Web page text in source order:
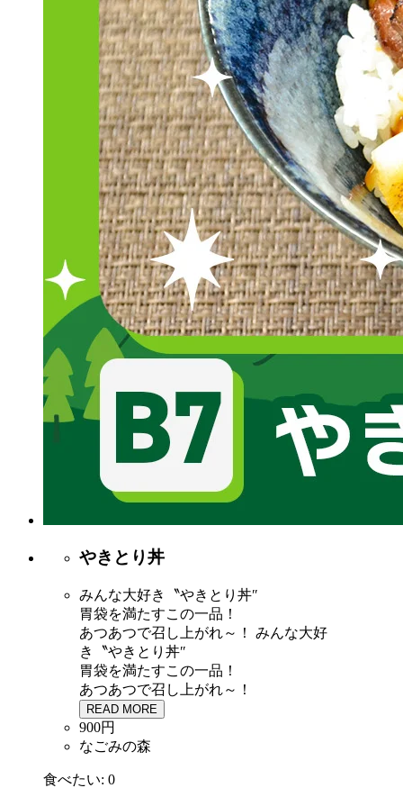
やきとり丼
みんな大好き〝やきとり丼″
胃袋を満たすこの一品！
あつあつで召し上がれ～！
みんな大好
き〝やきとり丼″
胃袋を満たすこの一品！
あつあつで召し上がれ～！
READ MORE
900円
なごみの森
食べたい: 0